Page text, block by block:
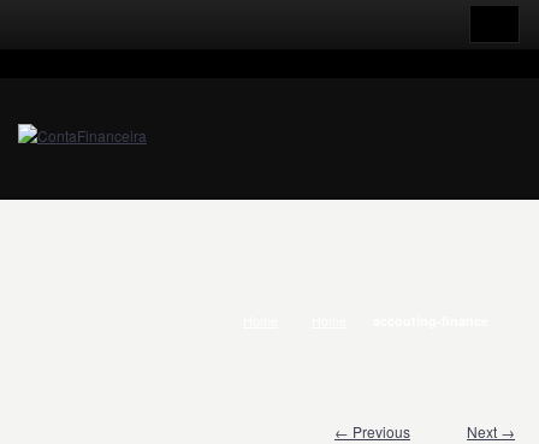
← Previous Next →